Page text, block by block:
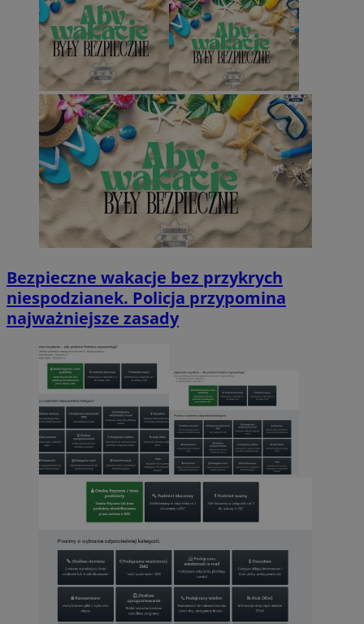
Bezpieczne wakacje bez przykrych
niespodzianek. Policja przypomina
najważniejsze zasady